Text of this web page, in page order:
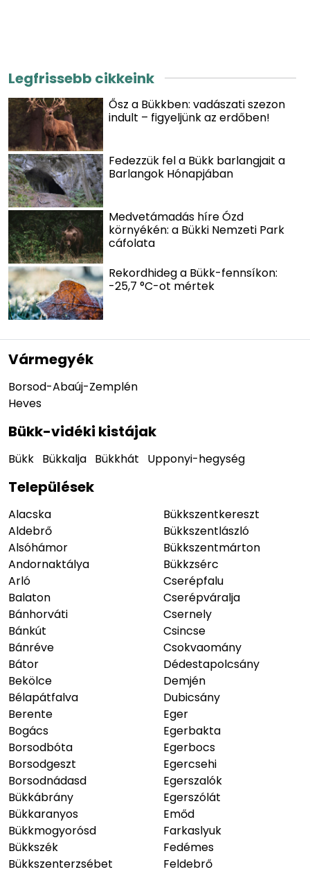
Legfrissebb cikkeink
Ősz a Bükkben: vadászati szezon
indult – figyeljünk az erdőben!
Fedezzük fel a Bükk barlangjait a
Barlangok Hónapjában
Medvetámadás híre Ózd
környékén: a Bükki Nemzeti Park
cáfolata
Rekordhideg a Bükk-fennsíkon:
-25,7 °C-ot mértek
Vármegyék
Borsod-Abaúj-Zemplén
Heves
Bükk-vidéki kistájak
Bükk Bükkalja Bükkhát Upponyi-hegység
Települések
Alacska
Aldebrő
Alsóhámor
Andornaktálya
Arló
Balaton
Bánhorváti
Bánkút
Bánréve
Bátor
Bekölce
Bélapátfalva
Berente
Bogács
Borsodbóta
Borsodgeszt
Borsodnádasd
Bükkábrány
Bükkaranyos
Bükkmogyorósd
Bükkszék
Bükkszenterzsébet
Bükkszentkereszt
Bükkszentlászló
Bükkszentmárton
Bükkzsérc
Cserépfalu
Cserépváralja
Csernely
Csincse
Csokvaomány
Dédestapolcsány
Demjén
Dubicsány
Eger
Egerbakta
Egerbocs
Egercsehi
Egerszalók
Egerszólát
Emőd
Farkaslyuk
Fedémes
Feldebrő